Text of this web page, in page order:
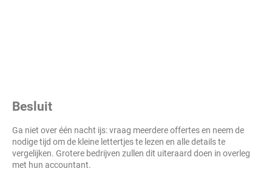
Besluit
Ga niet over één nacht ijs: vraag meerdere offertes en neem de
nodige tijd om de kleine lettertjes te lezen en alle details te
vergelijken. Grotere bedrijven zullen dit uiteraard doen in overleg
met hun accountant.